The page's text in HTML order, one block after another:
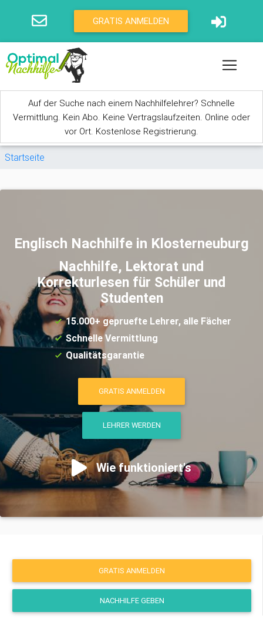
GRATIS ANMELDEN
Auf der Suche nach einem Nachhilfelehrer? Schnelle
Vermittlung. Kein Abo. Keine Vertragslaufzeiten. Online oder
vor Ort. Kostenlose Registrierung.
Sie sind hier
Startseite
Englisch Nachhilfe in Klosterneuburg
Nachhilfe, Lektorat und
Korrekturlesen für Schüler und
Studenten
15.000+ gepruefte Lehrer, alle Fächer
Schnelle Vermittlung
Qualitätsgarantie
GRATIS ANMELDEN
LEHRER WERDEN
Wie funktioniert's
GRATIS ANMELDEN
NACHHILFE GEBEN